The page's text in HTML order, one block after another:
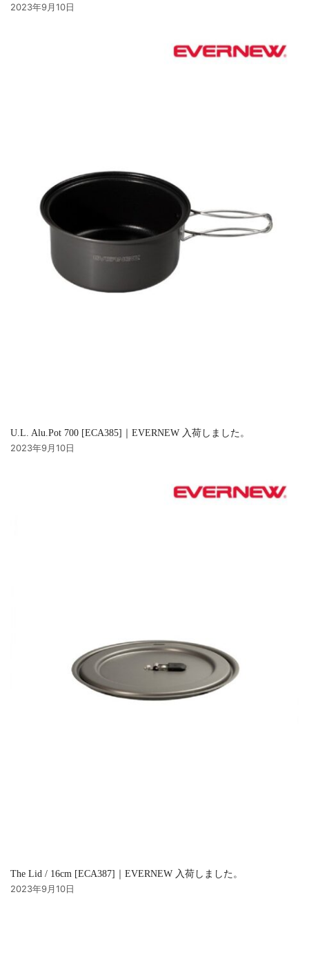
2023年9月10日
U.L. Alu.Pot 700 [ECA385]｜EVERNEW 入荷しました。
2023年9月10日
The Lid / 16cm [ECA387]｜EVERNEW 入荷しました。
2023年9月10日